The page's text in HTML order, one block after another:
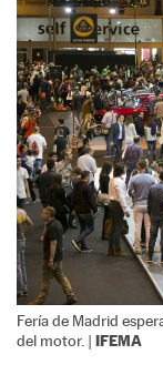
Fería de Madrid
del motor. | IFEMA